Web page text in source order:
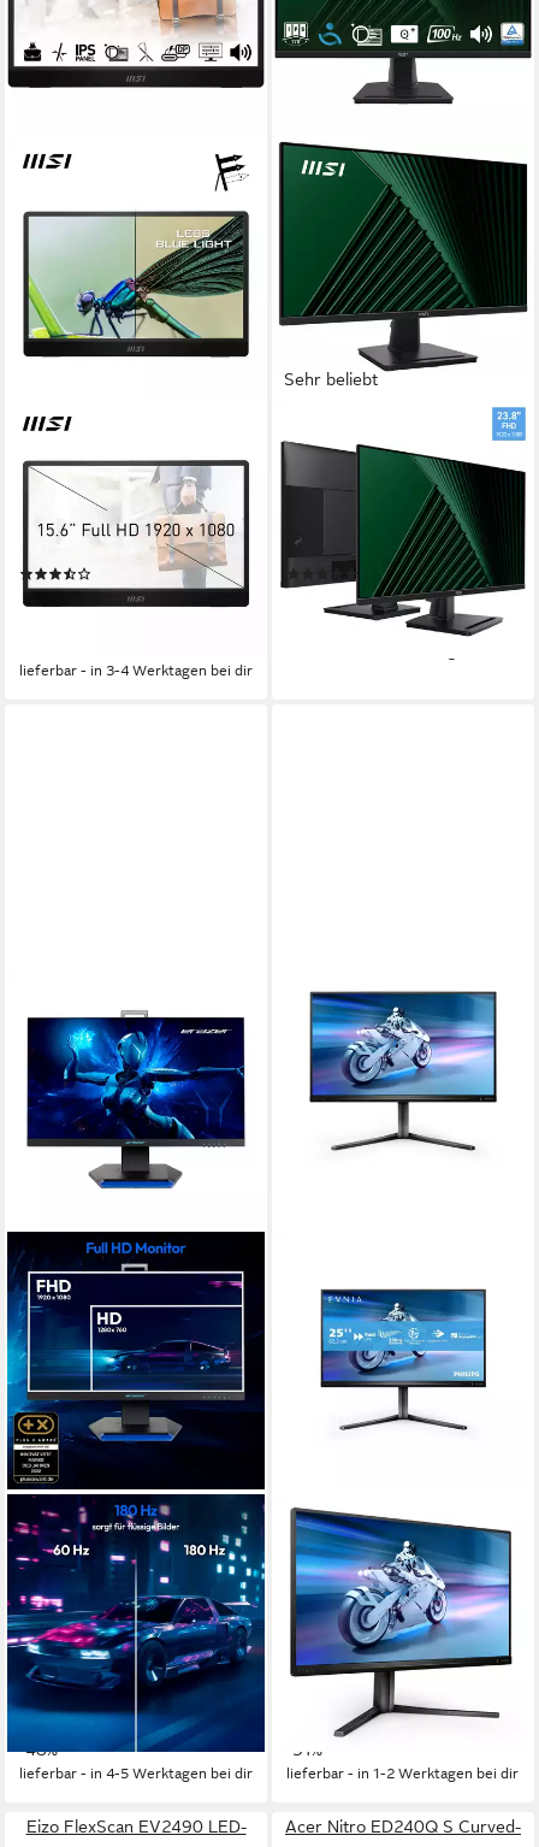
MSI
40 cm/ 16 Zoll
Diagonale
1920 x 1080 px, Full HD Auflösung
4 ms Reaktionszeit
ab 143,00 € UVP
lieferbar - in 3-4 Werktagen bei dir
Sehr beliebt
PRO MP245G LED-Monitor
60,5 cm/ 24 Zoll
Diagonale
1920 x 1080 px, Full HD Auflösung
Reaktionszeit
Produktdatenblatt
(41)
UVP139,00 €
ERAZER
X40 (MD21725) Gaming-
Monitor
62.2 cm/ 24.5 Zoll Diagonale
1920x1080 px, 1080p Full HD Auflösung
1 ms
Reaktionszeit
Produktdatenblatt
249,95 €
mtl. in 12 Raten
-48%
lieferbar - in 4-5 Werktagen bei dir
PHILIPS
25M2N5200U Gaming-
Monitor
62,2 cm/ 25 Zoll Diagonale
1920 x 1080 px, Full HD Auflösung
1 ms
Reaktionszeit
Produktdatenblatt
UVP379,00 €
mtl. in 24 Raten
-31%
lieferbar - in 1-2 Werktagen bei dir
Eizo FlexScan EV2490 LED-
Acer Nitro ED240Q S Curved-